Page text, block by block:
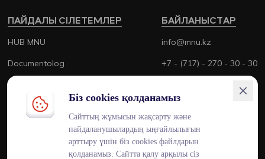
БАЙЛАНЫСТАР
info@mnu.kz
+7 - (717) - 270 - 30 - 30
+7 - (700) - 170 - 30 - 30
ПАЙДАЛЫ СІЛЕТЕМЛЕР
HUB MNU
Documentolog
Canvas
Platonus
Біз cookies қолданамыз
Сайттың жұмысын жақсарту және
пайдаланушылардың ыңғайлылығын
арттыру үшін біз cookies файлдарын
қолданамыз. Сайтта қалу арқылы сіз